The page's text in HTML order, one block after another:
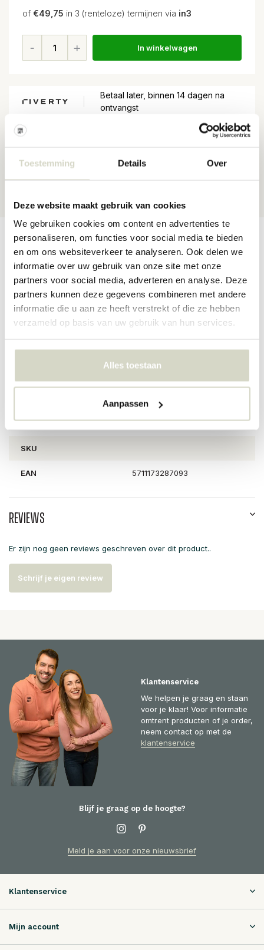
Toestemming Details Over
Deze website maakt gebruik van cookies
We gebruiken cookies om content en advertenties te
personaliseren, om functies voor social media te bieden
en om ons websiteverkeer te analyseren. Ook delen we
informatie over uw gebruik van onze site met onze
partners voor social media, adverteren en analyse. Deze
partners kunnen deze gegevens combineren met andere
informatie die u aan ze heeft verstrekt of die ze hebben
verzameld op basis van uw gebruik van hun services.
Alles toestaan
Aanpassen
of €49,75 in 3 (renteloze) termijnen via in3
In winkelwagen
Betaal later, binnen 14 dagen na
ontvangst
Gratis verzending
vanaf EUR 100,-
Productomschrijving Productspecificaties Reviews
Set van 2 tafeltjes gemaakt van bamboe en hout. De Bloomingville
Cappuccino salontafels hebben een afmeting van D40xH43 en
D60xH50 cm.
Maat: D40xH43/D60xH50 cm, Set van 2
Kleur: zwart, naturel
PRODUCTSPECIFICATIES
Artikelnummer 82052153
SKU
EAN 5711173287093
Reviews
Er zijn nog geen reviews geschreven over dit product..
Schrijf je eigen review
Klantenservice
We helpen je graag en staan
voor je klaar! Voor informatie
omtrent producten of je order,
neem contact op met de
klantenservice
Blijf je graag op de hoogte?
Meld je aan voor onze nieuwsbrief
Klantenservice
Mijn account